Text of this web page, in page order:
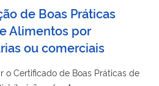
de Boas Práticas
Alimentos por
ou comerciais
o Certificado de Boas Práticas de